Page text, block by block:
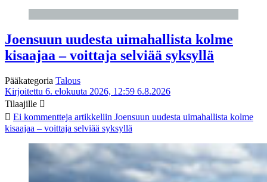
Joensuun uudesta uimahallista kolme
kisaajaa – voittaja selviää syksyllä
Pääkategoria Talous
Kirjoitettu 6. elokuuta 2026, 12:59 6.8.2026
Tilaajille
Ei kommentteja artikkeliin Joensuun uudesta uimahallista kolme
kisaajaa – voittaja selviää syksyllä